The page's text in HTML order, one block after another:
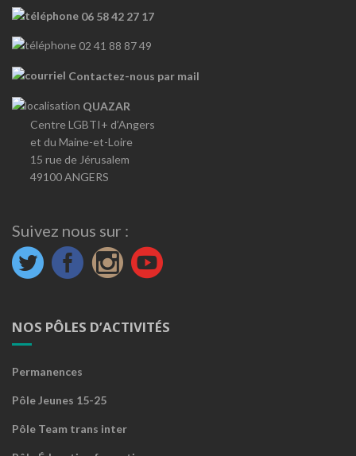
06 58 42 27 17
02 41 88 87 49
Contactez-nous par mail
QUAZAR
Centre LGBTI+ d’Angers
et du Maine-et-Loire
15 rue de Jérusalem
49100 ANGERS
Suivez nous sur :
NOS PÔLES D’ACTIVITÉS
Permanences
Pôle Jeunes 15-25
Pôle Team trans inter